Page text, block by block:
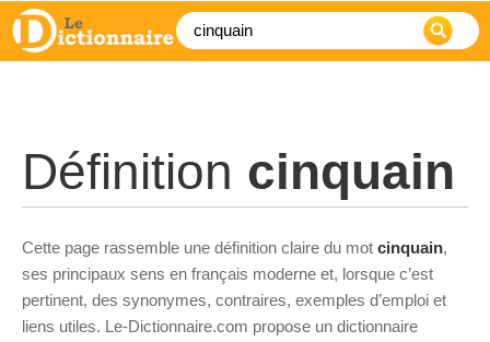
Définition cinquain
Cette page rassemble une définition claire du mot cinquain,
ses principaux sens en français moderne et, lorsque c’est
pertinent, des synonymes, contraires, exemples d’emploi et
liens utiles. Le-Dictionnaire.com propose un dictionnaire